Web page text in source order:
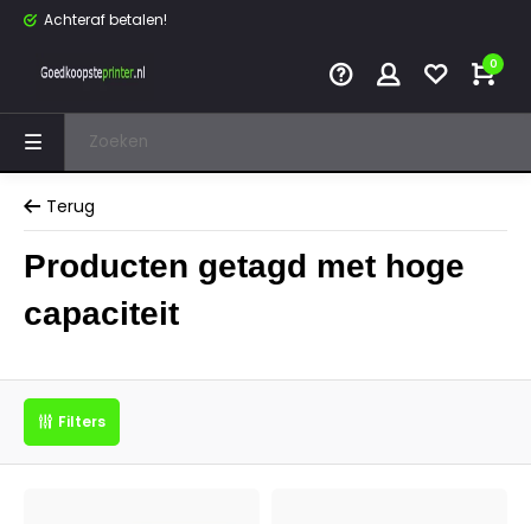
Achteraf betalen!
0
Terug
Producten getagd met hoge
capaciteit
Filters